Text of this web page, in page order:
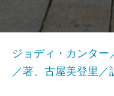
ジョディ・カンター
／著、古屋美登里／